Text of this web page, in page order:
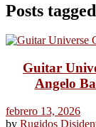
Posts
Guitar
Angelo
febrero 13, 2026
by Rugidos